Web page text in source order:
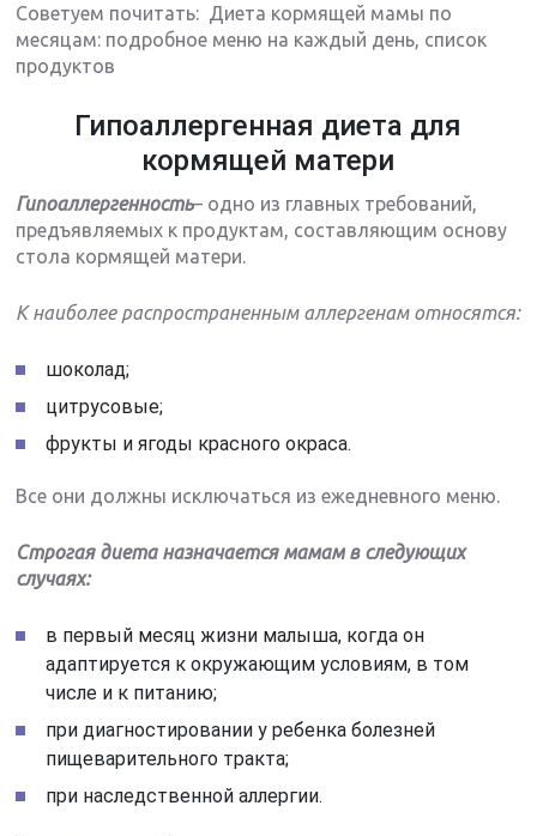
Советуем почитать: Диета кормящей мамы по
месяцам: подробное меню на каждый день, список
продуктов
Гипоаллергенная диета для
кормящей матери
Гипоаллергенность– одно из главных требований,
предъявляемых к продуктам, составляющим основу
стола кормящей матери.
К наиболее распространенным аллергенам относятся:
шоколад;
цитрусовые;
фрукты и ягоды красного окраса.
Все они должны исключаться из ежедневного меню.
Строгая диета назначается мамам в следующих
случаях:
в первый месяц жизни малыша, когда он
адаптируется к окружающим условиям, в том
числе и к питанию;
при диагностировании у ребенка болезней
пищеварительного тракта;
при наследственной аллергии.